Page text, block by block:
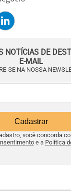
NOTÍCIAS DE
E-MAIL
SE NA NOSSA
você concorda
e a Política